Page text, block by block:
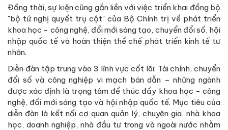
Đồng thời, sự kiện cũng gắn liền với việc triển khai đồng bộ
"bộ tứ nghị quyết trụ cột" của Bộ Chính trị về phát triển
khoa học - công nghệ, đổi mới sáng tạo, chuyển đổi số, hội
nhập quốc tế và hoàn thiện thể chế phát triển kinh tế tư
nhân.
Diễn đàn tập trung vào 3 lĩnh vực cốt lõi: Tài chính, chuyển
đổi số và công nghiệp vi mạch bán dẫn – những ngành
được xác định là trọng tâm để thúc đẩy khoa học - công
nghệ, đổi mới sáng tạo và hội nhập quốc tế. Mục tiêu của
diễn đàn là kết nối cơ quan quản lý, chuyên gia, nhà khoa
học, doanh nghiệp, nhà đầu tư trong và ngoài nước nhằm